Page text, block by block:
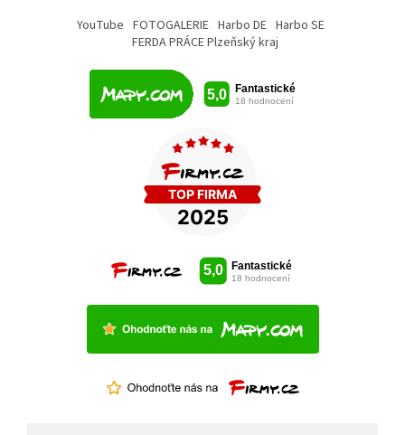
YouTube FOTOGALERIE Harbo DE Harbo SE
FERDA PRÁCE Plzeňský kraj